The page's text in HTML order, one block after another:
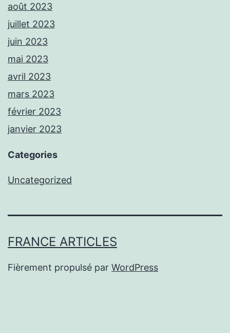
août 2023
juillet 2023
juin 2023
mai 2023
avril 2023
mars 2023
février 2023
janvier 2023
Categories
Uncategorized
FRANCE ARTICLES
Fièrement propulsé par WordPress